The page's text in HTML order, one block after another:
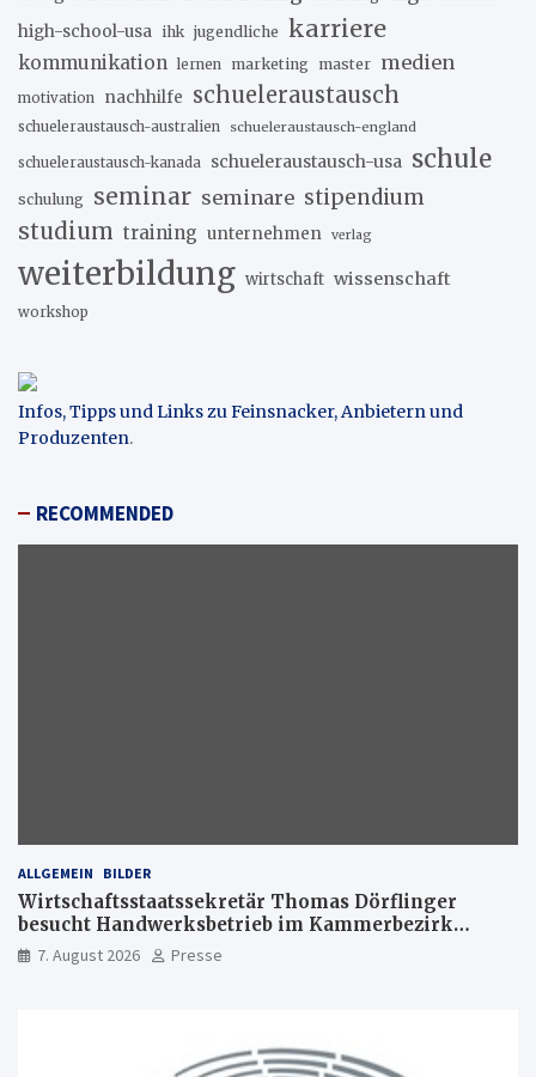
high-school-usa ihk jugendliche karriere
kommunikation lernen marketing master medien
motivation nachhilfe schueleraustausch
schueleraustausch-australien schueleraustausch-england
schueleraustausch-kanada schueleraustausch-usa schule
schulung seminar seminare stipendium
studium training unternehmen verlag
weiterbildung wirtschaft wissenschaft
workshop
Infos, Tipps und Links zu Feinsnacker, Anbietern und
Produzenten.
RECOMMENDED
ALLGEMEIN BILDER
Wirtschaftsstaatssekretär Thomas Dörflinger
besucht Handwerksbetrieb im Kammerbezirk
Freiburg
7. August 2026 Presse